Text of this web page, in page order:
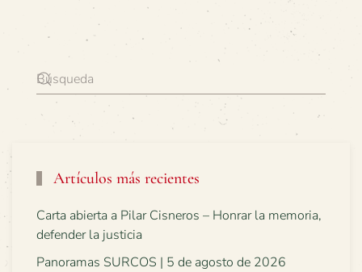
Artículos más recientes
Carta abierta a Pilar Cisneros – Honrar la memoria,
defender la justicia
Panoramas SURCOS | 5 de agosto de 2026